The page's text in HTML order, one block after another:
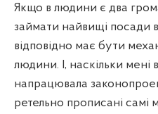
Якщо в людини є два
займати найвищі посади в
відповідно має бути
людини. І, наскільки
напрацювала
ретельно прописані самі